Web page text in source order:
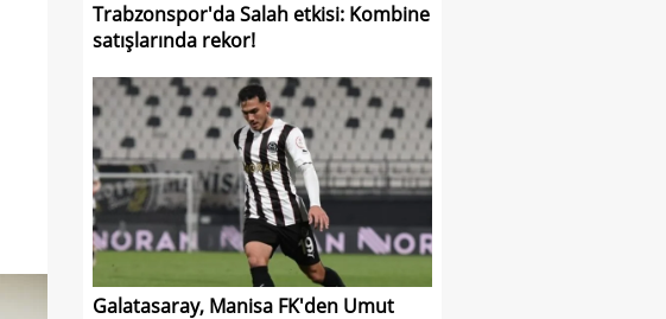
Trabzonspor'da Salah etkisi: Kombine
satışlarında rekor!
Galatasaray, Manisa FK'den Umut